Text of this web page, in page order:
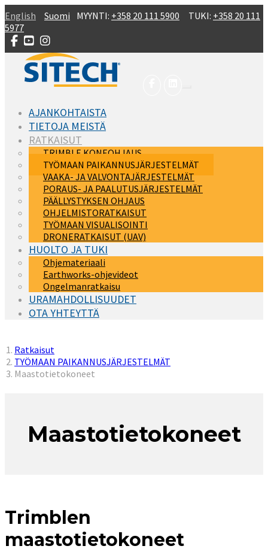
Skip to main content
English Suomi MYYNTI: +358 20 111 5900 TUKI: +358 20 111
5977
AJANKOHTAISTA
TIETOJA MEISTÄ
RATKAISUT
TRIMBLE KONEOHJAUS
TYÖMAAN PAIKANNUSJÄRJESTELMÄT
VAAKA- JA VALVONTAJÄRJESTELMÄT
PORAUS- JA PAALUTUSJÄRJESTELMÄT
PÄÄLLYSTYKSEN OHJAUS
OHJELMISTORATKAISUT
TYÖMAAN VISUALISOINTI
DRONERATKAISUT (UAV)
HUOLTO JA TUKI
Ohjemateriaali
Earthworks-ohjevideot
Ongelmanratkaisu
URAMAHDOLLISUUDET
OTA YHTEYTTÄ
You are here:
Ratkaisut
TYÖMAAN PAIKANNUSJÄRJESTELMÄT
Maastotietokoneet
Maastotietokoneet
Trimblen
maastotietokoneet